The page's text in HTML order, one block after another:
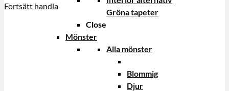
Fortsätt handla
Gröna tapeter
Close
Mönster
Alla mönster
Blommig
Djur